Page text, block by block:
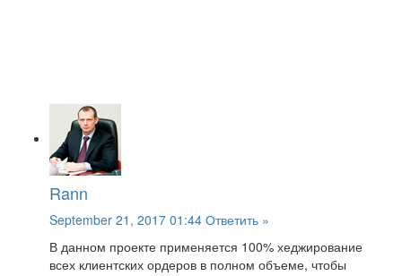
Rann
September 21, 2017 01:44 Ответить »
В данном проекте применяется 100% хеджирование
всех клиентских ордеров в полном объеме, чтобы